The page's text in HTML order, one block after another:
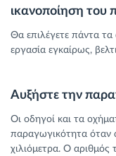
ικανοποίηση του
Θα επιλέγετε πάντα
εργασία εγκαίρως,
Αυξήστε την
Οι οδηγοί και τα
παραγωγικότητα όταν
χιλιόμετρα. Ο